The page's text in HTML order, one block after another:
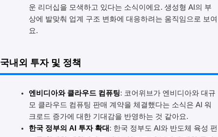
운 리더십을 모색하고 있다는 소식이에요. 생성형 AI의 부
상에 발맞춰 업계 구조 변화에 대응하려는 움직임으로 보여
요.
국내외 투자 및 정책
엔비디아와 클라우드 컴퓨팅: 코어위브가 엔비디아와 대규
모 클라우드 컴퓨팅 판매 계약을 체결했다는 소식은 AI 워
크로드 증가에 대한 기대감을 반영하는 것 같아요.
한국 정부의 AI 투자 확대 : 한국 정부도 AI와 반도체 육성 펀